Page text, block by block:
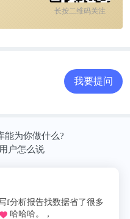
段就是以传统的支付酬
学术圈也会由此获得更
评议
长按二维码关注
我要提问
能为你做什么?
户怎么说
f分析报告找数据省了很多
哈哈哈。，